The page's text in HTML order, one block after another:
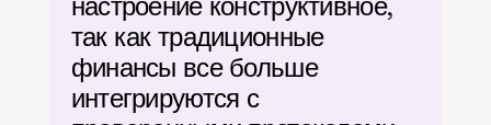
так как традиционные
финансы все больше
интегрируются с